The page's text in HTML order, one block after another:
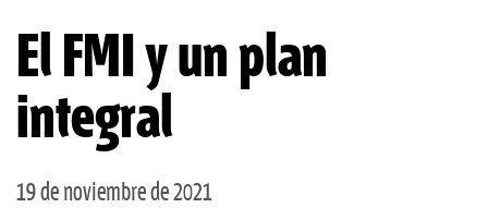
El FMI y un plan
integral
19 de noviembre de 2021